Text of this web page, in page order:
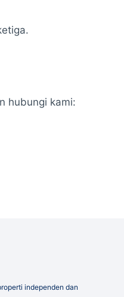
hubungi kami:
independen dan